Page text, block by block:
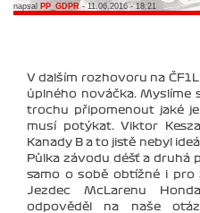
napsal PP_GDPR- 11.06.2016 - 18:21
V dalším rozhovoru na
úplného nováčka. Myslíme
trochu připomenout jaké
musí potýkat. Viktor
Kanady B a to jistě nebyl
Půlka závodu déšť a druhá
samo o sobě obtížné i pro
Jezdec McLarenu
odpověděl na naše